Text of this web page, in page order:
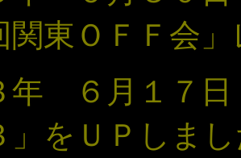
関東ＯＦＦ会
年 ６月１７
」 をＵＰしま